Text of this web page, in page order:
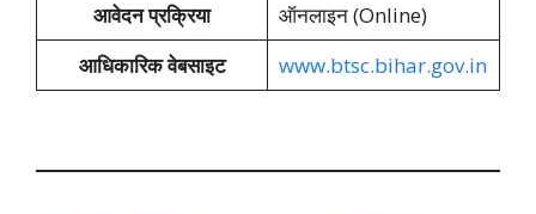
आवेदन प्रक्रिया
ऑनलाइन (Online)
आधिकारिक वेबसाइट
www.btsc.bihar.gov.in